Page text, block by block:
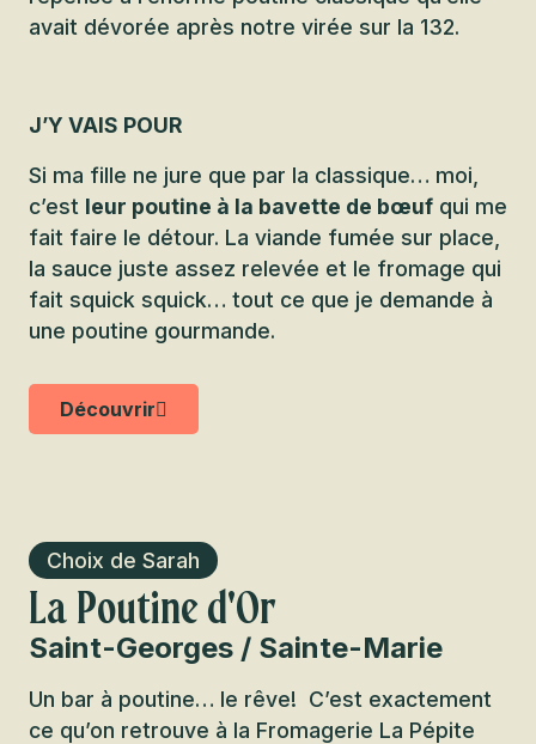
avait dévorée après notre virée sur la 132.
J’Y VAIS POUR
Si ma fille ne jure que par la classique… moi,
c’est leur poutine à la bavette de bœuf qui me
fait faire le détour. La viande fumée sur place,
la sauce juste assez relevée et le fromage qui
fait squick squick… tout ce que je demande à
une poutine gourmande.
Découvrir
Choix de Sarah
La Poutine d'Or
Saint-Georges / Sainte-Marie
Un bar à poutine… le rêve! C’est exactement
ce qu’on retrouve à la Fromagerie La Pépite